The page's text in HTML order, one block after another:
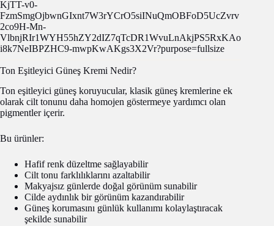
Ton Eşitleyici Güneş Kremi Nedir?
Ton eşitleyici güneş koruyucular, klasik güneş kremlerine ek
olarak cilt tonunu daha homojen göstermeye yardımcı olan
pigmentler içerir.
Bu ürünler:
Hafif renk düzeltme sağlayabilir
Cilt tonu farklılıklarını azaltabilir
Makyajsız günlerde doğal görünüm sunabilir
Cilde aydınlık bir görünüm kazandırabilir
Güneş korumasını günlük kullanımı kolaylaştıracak
şekilde sunabilir